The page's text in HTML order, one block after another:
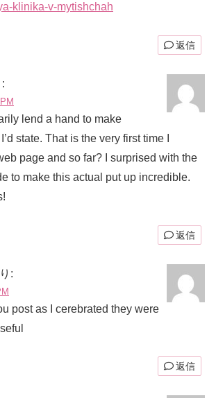
klinika-v-mytishchah
返信
lend a hand to make
state. That is the very first time I
page and so far? I surprised with the
to make this actual put up incredible.
返信
:
post as I cerebrated they were
返信